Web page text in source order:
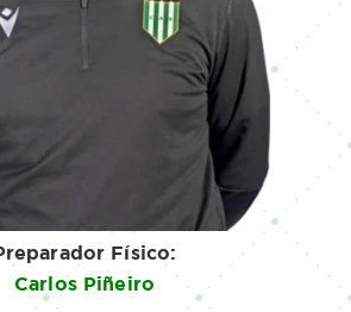
Físico:
Carlos Piñeiro